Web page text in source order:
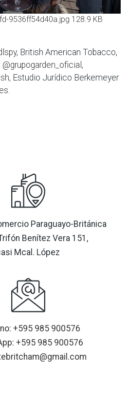
9536ff54d40a.jpg 128.9 KB
, British American Tobacco,
@grupogarden_oficial ,
, Estudio Jurídico Berkemeyer
Paraguayo-Británica
Benítez Vera 151,
Mcal. López
+595 985 900576
+595 985 900576